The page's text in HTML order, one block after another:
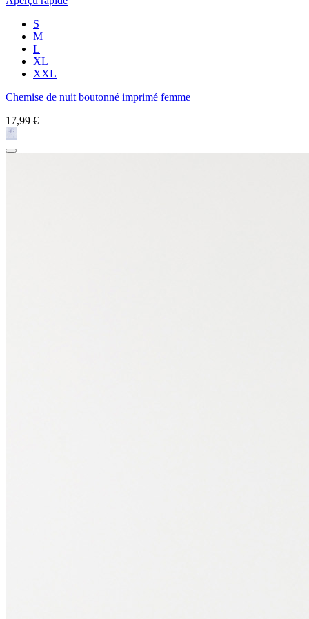
S
M
L
XL
XXL
Chemise de nuit boutonné imprimé femme
17,99 €